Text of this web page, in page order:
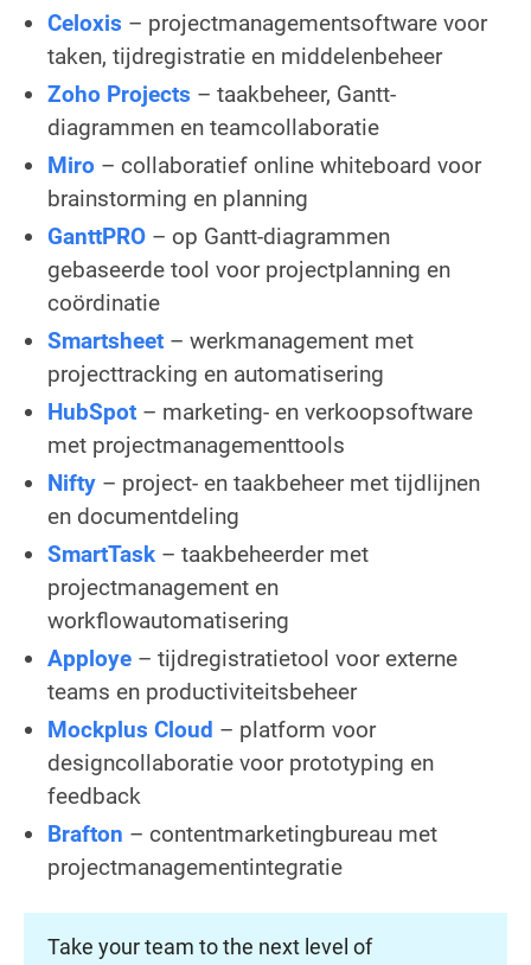
Celoxis – projectmanagementsoftware voor
taken, tijdregistratie en middelenbeheer
Zoho Projects – taakbeheer, Gantt-
diagrammen en teamcollaboratie
Miro – collaboratief online whiteboard voor
brainstorming en planning
GanttPRO – op Gantt-diagrammen
gebaseerde tool voor projectplanning en
coördinatie
Smartsheet – werkmanagement met
projecttracking en automatisering
HubSpot – marketing- en verkoopsoftware
met projectmanagementtools
Nifty – project- en taakbeheer met tijdlijnen
en documentdeling
SmartTask – taakbeheerder met
projectmanagement en
workflowautomatisering
Apploye – tijdregistratietool voor externe
teams en productiviteitsbeheer
Mockplus Cloud – platform voor
designcollaboratie voor prototyping en
feedback
Brafton – contentmarketingbureau met
projectmanagementintegratie
Take your team to the next level of